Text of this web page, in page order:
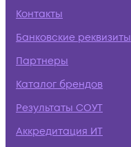
Контакты
Банковские реквизиты
Партнеры
Каталог брендов
Результаты СОУТ
Аккредитация ИТ